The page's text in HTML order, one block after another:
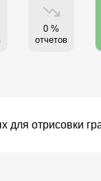
0 %
отчетов
для отрисовки